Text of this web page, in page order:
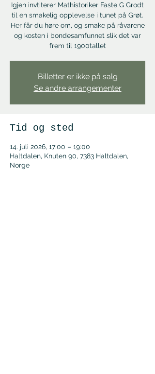
Igjen invtiterer Mathistoriker Faste G Grodt
til en smakelig opplevelse i tunet på Grøt.
Her får du høre om, og smake på råvarene
og kosten i bondesamfunnet slik det var
frem til 1900tallet
Billetter er ikke på salg
Se andre arrangementer
Tid og sted
14. juli 2026, 17:00 – 19:00
Haltdalen, Knuten 90, 7383 Haltdalen,
Norge